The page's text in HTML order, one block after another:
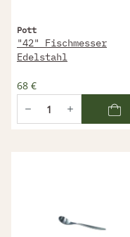
Pott
"42" Fischmesser
Edelstahl
68 €